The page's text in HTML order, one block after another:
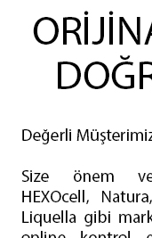
Ana Sayfa
ÜRÜNLER
İNDİRİMLİ ÜRÜNLER